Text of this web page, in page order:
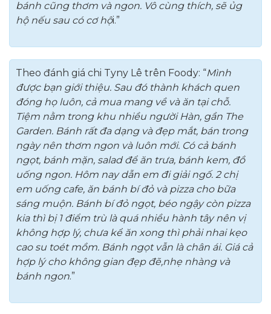
bánh cũng thơm và ngon. Vô cùng thích, sẽ ủg
hộ nếu sau có cơ hội.”
Theo đánh giá chi Tyny Lê trên Foody: “Mình
được bạn giới thiệu. Sau đó thành khách quen
đóng họ luôn, cả mua mang về và ăn tại chỗ.
Tiệm nằm trong khu nhiều người Hàn, gần The
Garden. Bánh rất đa dạng và đẹp mắt, bán trong
ngày nên thơm ngon và luôn mới. Có cả bánh
ngọt, bánh mặn, salad để ăn trưa, bánh kem, đồ
uống ngon. Hôm nay dẫn em đi giải ngố. 2 chị
em uống cafe, ăn bánh bí đỏ và pizza cho bữa
sáng muộn. Bánh bí đỏ ngọt, béo ngậy còn pizza
kia thì bị 1 điểm trù là quá nhiều hành tây nên vị
không hợp lý, chưa kể ăn xong thì phải nhai kẹo
cao su toét mồm. Bánh ngọt vẫn là chân ái. Giá cả
hợp lý cho không gian đẹp đẽ,nhẹ nhàng và
bánh ngon.”